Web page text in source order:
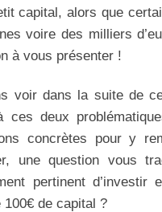
capital, alors que
voire des milliers
à vous présenter !
voir dans la suite de
ces deux
concrètes pour y
une question vous
pertinent d’investir
100€ de capital ?